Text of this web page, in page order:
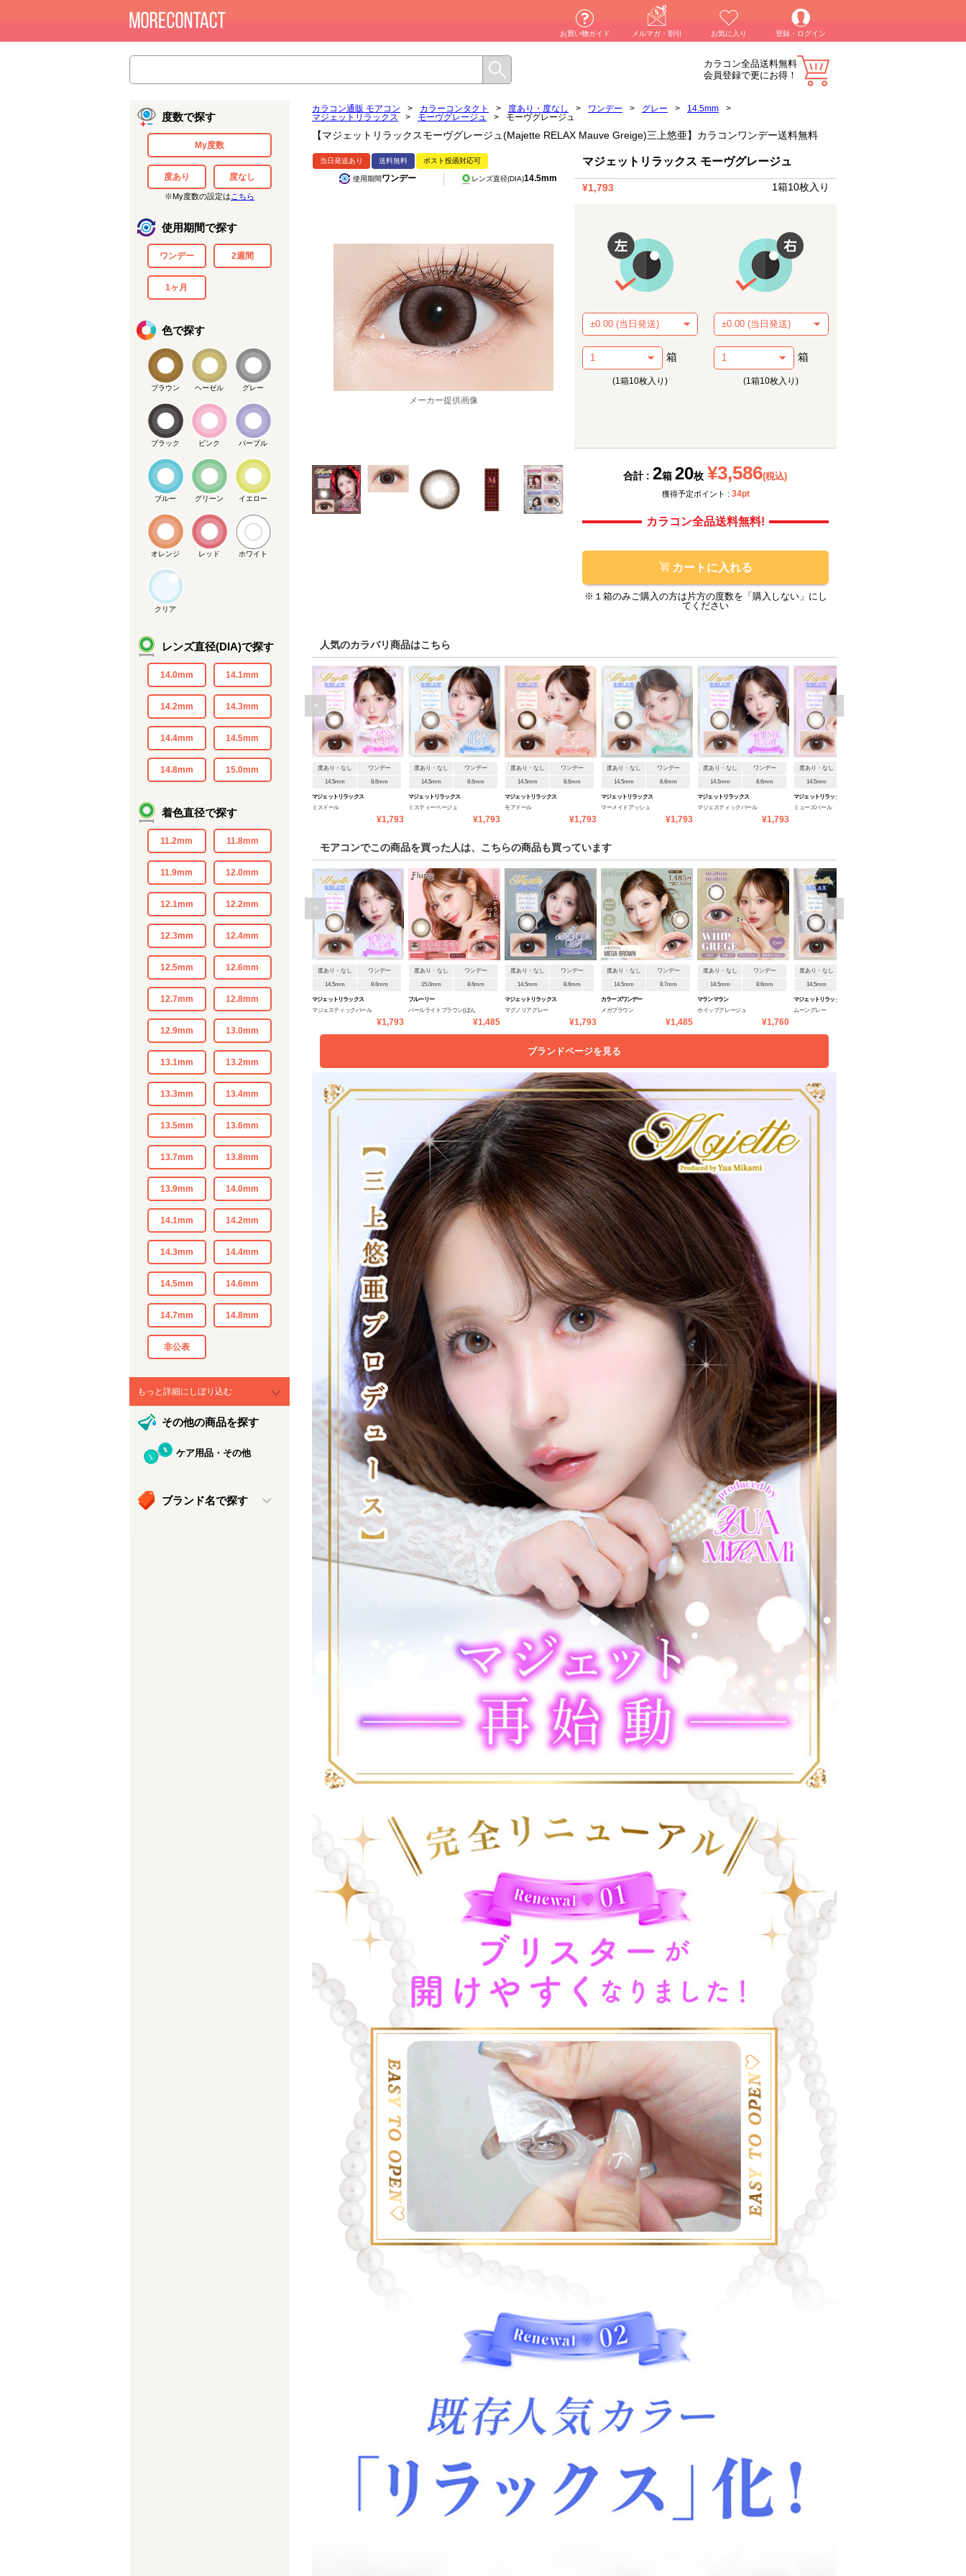
お買い物ガイド メルマガ・割引 お気に入り 登録・ログイン
カラコン全品送料無料
会員登録で更にお得！
度数で探す
My度数
度あり 度なし
※My度数の設定は こちら
使用期間で探す
ワンデー 2週間
1ヶ月
色で探す
ブラウン ヘーゼル グレー
ブラック ピンク パープル
ブルー グリーン イエロー
オレンジ レッド ホワイト
クリア
レンズ直径(DIA)で探す
14.0mm 14.1mm
14.2mm 14.3mm
14.4mm 14.5mm
14.8mm 15.0mm
着色直径で探す
11.2mm 11.8mm
11.9mm 12.0mm
12.1mm 12.2mm
12.3mm 12.4mm
12.5mm 12.6mm
12.7mm 12.8mm
12.9mm 13.0mm
13.1mm 13.2mm
13.3mm 13.4mm
13.5mm 13.6mm
13.7mm 13.8mm
13.9mm 14.0mm
14.1mm 14.2mm
14.3mm 14.4mm
14.5mm 14.6mm
14.7mm 14.8mm
非公表
もっと詳細にしぼり込む
その他の商品を探す
ケア用品・その他
ブランド名で探す
カラコン通販 モアコン > カラーコンタクト > 度あり・度なし > ワンデー > グレー > 14.5mm
>
マジェットリラックス
> モーヴグレージュ > モーヴグレージュ
【マジェットリラックスモーヴグレージュ(Majette RELAX Mauve Greige)三上悠亜】カラコンワンデー送料無料
当日発送あり 送料無料 ポスト投函対応可
使用期間ワンデー レンズ直径(DIA)14.5mm
メーカー提供画像
メーカー提供画像
マジェットリラックス モーヴグレージュ
¥1,793 1箱10枚入り
箱
(1箱10枚入り)
箱
(1箱10枚入り)
合計 : 2箱 20枚 ¥3,586(税込)
獲得予定ポイント : 34pt
カラコン全品送料無料!
カートに入れる
※１箱のみご購入の方は片方の度数を「購入しない」にし
てください
人気のカラバリ商品はこちら
度あり・なし ワンデー
14.5mm 8.6mm
マジェットリラックス
ミスドール
¥1,793
度あり・なし ワンデー
14.5mm 8.6mm
マジェットリラックス
ミスティーベージュ
¥1,793
度あり・なし ワンデー
14.5mm 8.6mm
マジェットリラックス
モアドール
¥1,793
度あり・なし ワンデー
14.5mm 8.6mm
マジェットリラックス
マーメイドアッシュ
¥1,793
度あり・なし ワンデー
14.5mm 8.6mm
マジェットリラックス
マジェスティックパール
¥1,793
度あり・なし
14.5mm
マジェットリラックス
ミューズパール
< >
モアコンでこの商品を買った人は、こちらの商品も買っています
度あり・なし ワンデー
14.5mm 8.6mm
マジェットリラックス
マジェスティックパール
¥1,793
度あり・なし ワンデー
15.0mm 8.6mm
フルーリー
パールライトブラウン(ぽん
¥1,485
度あり・なし ワンデー
14.5mm 8.6mm
マジェットリラックス
マグノリアグレー
¥1,793
度あり・なし ワンデー
14.5mm 8.7mm
カラーズワンデー
メガブラウン
¥1,485
度あり・なし ワンデー
14.5mm 8.6mm
マランマラン
ホイップグレージュ
¥1,760
度あり・なし
14.5mm
マジェットリラックス
ムーングレー
< >
ブランドページを見る